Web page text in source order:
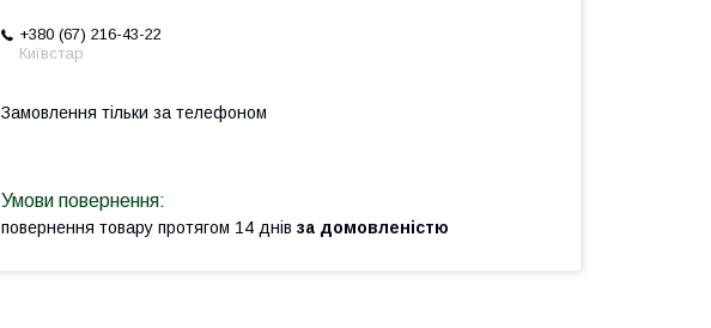
+380 (67) 216-43-22
Київстар
Замовлення тільки за телефоном
повернення товару протягом 14 днів за домовленістю